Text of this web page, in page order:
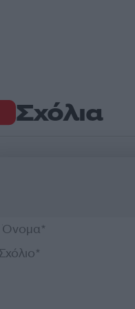
Σχόλια